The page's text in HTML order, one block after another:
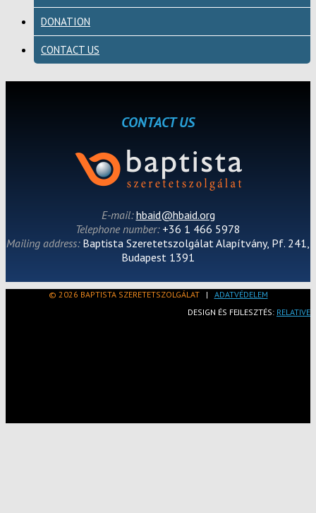
DONATION
CONTACT US
CONTACT US
E-mail:hbaid@hbaid.org
Telephone number: +36 1 466 5978
Mailing address: Baptista Szeretetszolgálat Alapítvány, Pf. 241,
Budapest 1391
© 2026 BAPTISTA SZERETETSZOLGÁLAT| ADATVÉDELEM
DESIGN ÉS FEJLESZTÉS: RELATIVE